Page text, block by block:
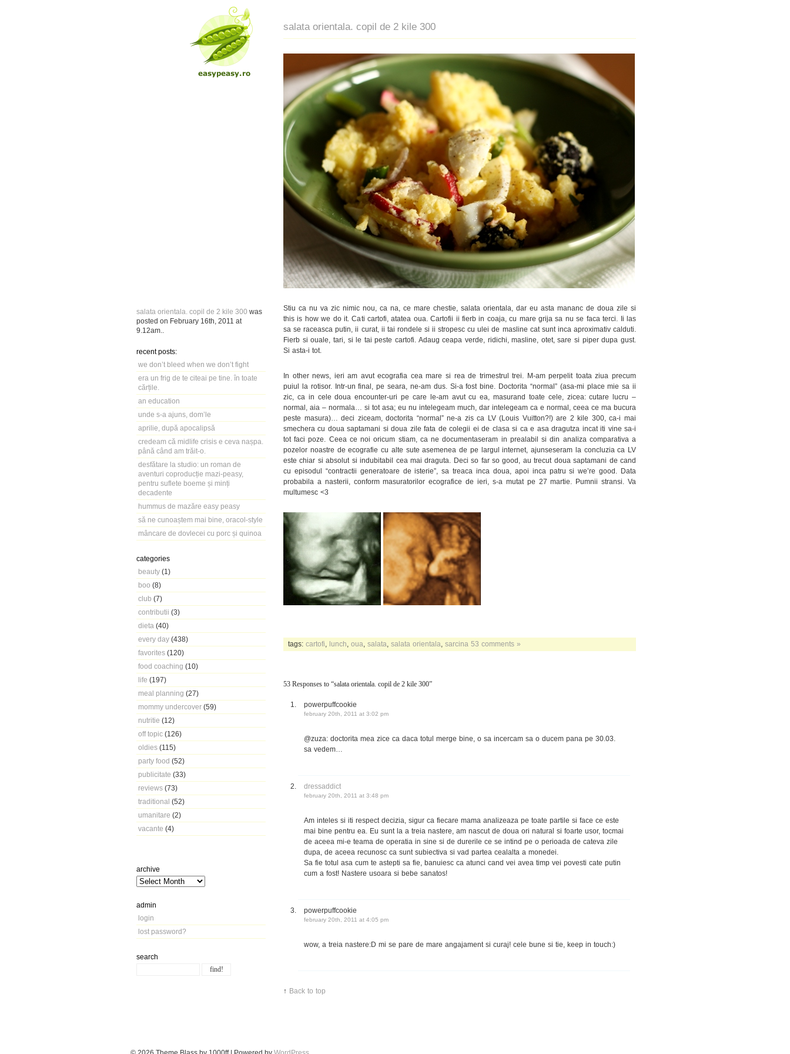
salata orientala. copil de 2 kile 300 was
posted on February 16th, 2011 at
9.12am
recent posts:
we don’t bleed when we don’t fight
era un frig de te citeai pe tine. în toate
cărțile.
an education
unde s-a ajuns, dom’le
aprilie, după apocalipsă
credeam că midlife crisis e ceva nașpa.
până când am trăit-o.
desfătare la studio: un roman de
aventuri coproducție mazi-peasy,
pentru suflete boeme și minți
decadente
hummus de mazăre easy peasy
să ne cunoaștem mai bine, oracol-style
mâncare de dovlecei cu porc și quinoa
categories
beauty (1)
boo (8)
club (7)
contributii (3)
dieta (40)
every day (438)
favorites (120)
food coaching (10)
life (197)
meal planning (27)
mommy undercover (59)
nutritie (12)
off topic (126)
oldies (115)
party food (52)
publicitate (33)
reviews (73)
traditional (52)
umanitare (2)
vacante (4)
archive
admin
login
lost password?
search
salata orientala. copil de 2 kile 300
Stiu ca nu va zic nimic nou, ca na, ce mare chestie, salata orientala, dar eu asta mananc de doua zile si
this is how we do it. Cati cartofi, atatea oua. Cartofii ii fierb in coaja, cu mare grija sa nu se faca terci. Ii las
sa se raceasca putin, ii curat, ii tai rondele si ii stropesc cu ulei de masline cat sunt inca aproximativ calduti.
Fierb si ouale, tari, si le tai peste cartofi. Adaug ceapa verde, ridichi, masline, otet, sare si piper dupa gust.
Si asta-i tot.
In other news, ieri am avut ecografia cea mare si rea de trimestrul trei. M-am perpelit toata ziua precum
puiul la rotisor. Intr-un final, pe seara, ne-am dus. Si-a fost bine. Doctorita “normal” (asa-mi place mie sa ii
zic, ca in cele doua encounter-uri pe care le-am avut cu ea, masurand toate cele, zicea: cutare lucru –
normal, aia – normala… si tot asa; eu nu intelegeam much, dar intelegeam ca e normal, ceea ce ma bucura
peste masura)… deci ziceam, doctorita “normal” ne-a zis ca LV (Louis Vuitton?!) are 2 kile 300, ca-i mai
smechera cu doua saptamani si doua zile fata de colegii ei de clasa si ca e asa dragutza incat iti vine sa-i
tot faci poze. Ceea ce noi oricum stiam, ca ne documentaseram in prealabil si din analiza comparativa a
pozelor noastre de ecografie cu alte sute asemenea de pe largul internet, ajunseseram la concluzia ca LV
este chiar si absolut si indubitabil cea mai draguta. Deci so far so good, au trecut doua saptamani de cand
cu episodul “contractii generatoare de isterie”, sa treaca inca doua, apoi inca patru si we’re good. Data
probabila a nasterii, conform masuratorilor ecografice de ieri, s-a mutat pe 27 martie. Pumnii stransi. Va
multumesc <3
tags: cartofi lunch oua salata salata orientala sarcina 53 comments »
53 Responses to “salata orientala. copil de 2 kile 300”
powerpuffcookie
february 20th, 2011 at 3:02 pm
@zuza: doctorita mea zice ca daca totul merge bine, o sa incercam sa o ducem pana pe 30.03.
sa vedem…
dressaddict
february 20th, 2011 at 3:48 pm
Am inteles si iti respect decizia, sigur ca fiecare mama analizeaza pe toate partile si face ce este
mai bine pentru ea. Eu sunt la a treia nastere, am nascut de doua ori natural si foarte usor, tocmai
de aceea mi-e teama de operatia in sine si de durerile ce se intind pe o perioada de cateva zile
dupa, de aceea recunosc ca sunt subiectiva si vad partea cealalta a monedei.
Sa fie totul asa cum te astepti sa fie, banuiesc ca atunci cand vei avea timp vei povesti cate putin
cum a fost! Nastere usoara si bebe sanatos!
powerpuffcookie
february 20th, 2011 at 4:05 pm
wow, a treia nastere:D mi se pare de mare angajament si curaj! cele bune si tie, keep in touch:)
↑ Back to top